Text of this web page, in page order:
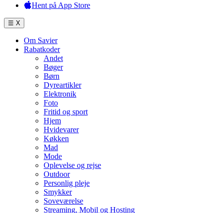
Hent på App Store
☰ X
Om Savier
Rabatkoder
Andet
Bøger
Børn
Dyreartikler
Elektronik
Foto
Fritid og sport
Hjem
Hvidevarer
Køkken
Mad
Mode
Oplevelse og rejse
Outdoor
Personlig pleje
Smykker
Soveværelse
Streaming, Mobil og Hosting